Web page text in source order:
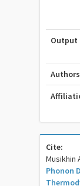
Output
Authors
Cite:
Musikhin
Phonon